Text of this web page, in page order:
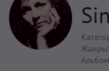
Жанры: